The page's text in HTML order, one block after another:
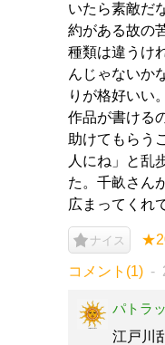
いたら素敵だ
約がある故の
種類は違うけ
んじゃないか
りが格好いい
作品が書ける
助けてもらう
人にね」と乱
た。千畝さん
広まってくれ
ナイス
コメント(1)
パトラ
江戸川